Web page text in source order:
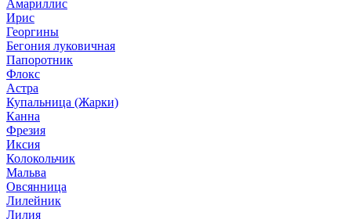
Амариллис
Ирис
Георгины
Бегония луковичная
Папоротник
Флокс
Астра
Купальница (Жарки)
Канна
Фрезия
Иксия
Колокольчик
Мальва
Овсянница
Лилейник
Лилия